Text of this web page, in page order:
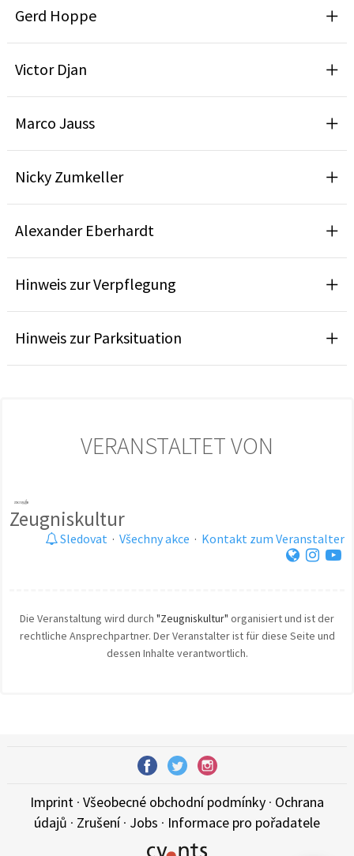
Gerd Hoppe
Victor Djan
Marco Jauss
Nicky Zumkeller
Alexander Eberhardt
Hinweis zur Verpflegung
Hinweis zur Parksituation
VERANSTALTET VON
Zeugniskultur
Sledovat · Všechny akce · Kontakt zum Veranstalter
Die Veranstaltung wird durch "Zeugniskultur" organisiert und ist der
rechtliche Ansprechpartner. Der Veranstalter ist für diese Seite und
dessen Inhalte verantwortlich.
Imprint · Všeobecné obchodní podmínky · Ochrana
údajů · Zrušení· Jobs · Informace pro pořadatele